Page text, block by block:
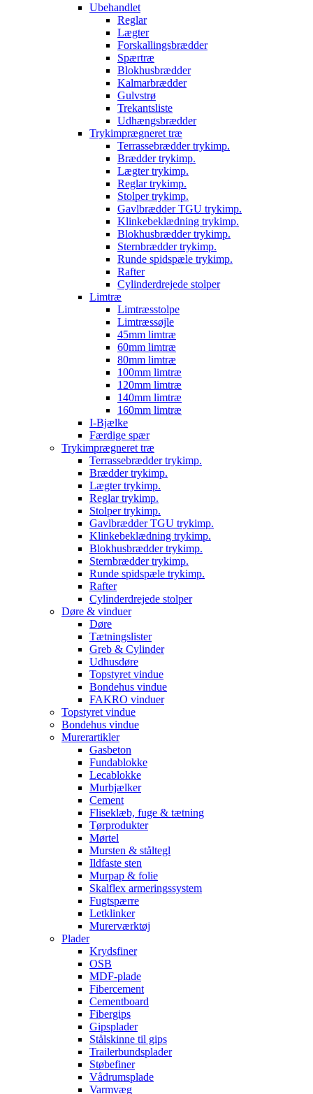
Ubehandlet
Reglar
Lægter
Forskallingsbrædder
Spærtræ
Blokhusbrædder
Kalmarbrædder
Gulvstrø
Trekantsliste
Udhængsbrædder
Trykimprægneret træ
Terrassebrædder trykimp.
Brædder trykimp.
Lægter trykimp.
Reglar trykimp.
Stolper trykimp.
Gavlbrædder TGU trykimp.
Klinkebeklædning trykimp.
Blokhusbrædder trykimp.
Sternbrædder trykimp.
Runde spidspæle trykimp.
Rafter
Cylinderdrejede stolper
Limtræ
Limtræsstolpe
Limtræssøjle
45mm limtræ
60mm limtræ
80mm limtræ
100mm limtræ
120mm limtræ
140mm limtræ
160mm limtræ
I-Bjælke
Færdige spær
Trykimprægneret træ
Terrassebrædder trykimp.
Brædder trykimp.
Lægter trykimp.
Reglar trykimp.
Stolper trykimp.
Gavlbrædder TGU trykimp.
Klinkebeklædning trykimp.
Blokhusbrædder trykimp.
Sternbrædder trykimp.
Runde spidspæle trykimp.
Rafter
Cylinderdrejede stolper
Døre & vinduer
Døre
Tætningslister
Greb & Cylinder
Udhusdøre
Topstyret vindue
Bondehus vindue
FAKRO vinduer
Topstyret vindue
Bondehus vindue
Murerartikler
Gasbeton
Fundablokke
Lecablokke
Murbjælker
Cement
Fliseklæb, fuge & tætning
Tørprodukter
Mørtel
Mursten & ståltegl
Ildfaste sten
Murpap & folie
Skalflex armeringssystem
Fugtspærre
Letklinker
Murerværktøj
Plader
Krydsfiner
OSB
MDF-plade
Fibercement
Cementboard
Fibergips
Gipsplader
Stålskinne til gips
Trailerbundsplader
Støbefiner
Vådrumsplade
Varmvæg